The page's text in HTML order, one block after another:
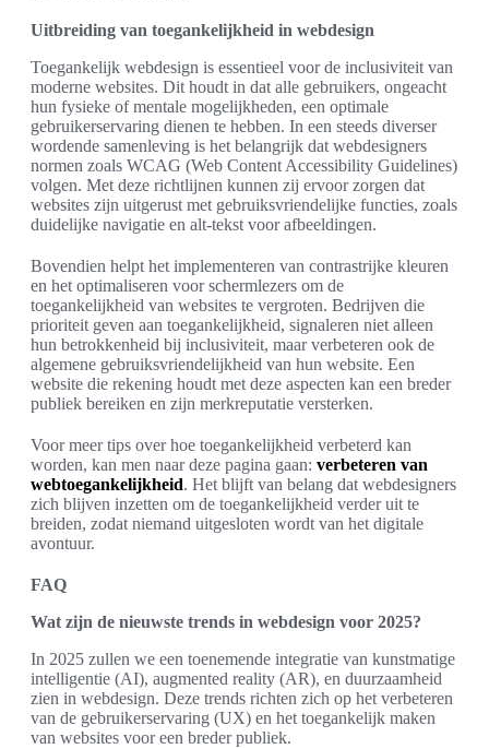
Uitbreiding van toegankelijkheid in webdesign
Toegankelijk webdesign is essentieel voor de inclusiviteit van
moderne websites. Dit houdt in dat alle gebruikers, ongeacht
hun fysieke of mentale mogelijkheden, een optimale
gebruikerservaring dienen te hebben. In een steeds diverser
wordende samenleving is het belangrijk dat webdesigners
normen zoals WCAG (Web Content Accessibility Guidelines)
volgen. Met deze richtlijnen kunnen zij ervoor zorgen dat
websites zijn uitgerust met gebruiksvriendelijke functies, zoals
duidelijke navigatie en alt-tekst voor afbeeldingen.
Bovendien helpt het implementeren van contrastrijke kleuren
en het optimaliseren voor schermlezers om de
toegankelijkheid van websites te vergroten. Bedrijven die
prioriteit geven aan toegankelijkheid, signaleren niet alleen
hun betrokkenheid bij inclusiviteit, maar verbeteren ook de
algemene gebruiksvriendelijkheid van hun website. Een
website die rekening houdt met deze aspecten kan een breder
publiek bereiken en zijn merkreputatie versterken.
Voor meer tips over hoe toegankelijkheid verbeterd kan
worden, kan men naar deze pagina gaan: verbeteren van
webtoegankelijkheid. Het blijft van belang dat webdesigners
zich blijven inzetten om de toegankelijkheid verder uit te
breiden, zodat niemand uitgesloten wordt van het digitale
avontuur.
FAQ
Wat zijn de nieuwste trends in webdesign voor 2025?
In 2025 zullen we een toenemende integratie van kunstmatige
intelligentie (AI), augmented reality (AR), en duurzaamheid
zien in webdesign. Deze trends richten zich op het verbeteren
van de gebruikerservaring (UX) en het toegankelijk maken
van websites voor een breder publiek.